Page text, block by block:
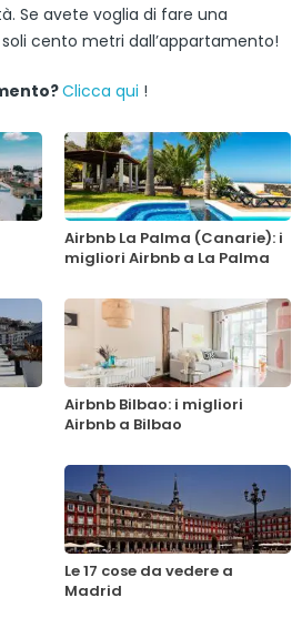
Se avete voglia di fare una
cento metri dall’appartamento!
Clicca qui !
Airbnb La Palma (Canarie): i
migliori Airbnb a La Palma
Airbnb Bilbao: i migliori
Airbnb a Bilbao
Le 17 cose da vedere a
Madrid